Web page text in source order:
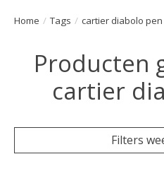
Home / Tags / cartier diabolo pen
Producten
cartier
Filters